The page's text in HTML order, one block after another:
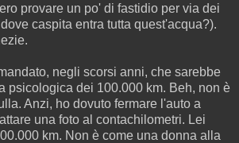
provare un po' di fastidio per via dei
caspita entra tutta quest'acqua?).
negli scorsi anni, che sarebbe
psicologica dei 100.000 km. Beh, non è
Anzi, ho dovuto fermare l'auto a
una foto al contachilometri. Lei
km. Non è come una donna alla